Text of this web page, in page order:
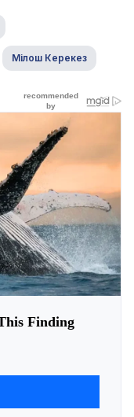
Мілош Керекез